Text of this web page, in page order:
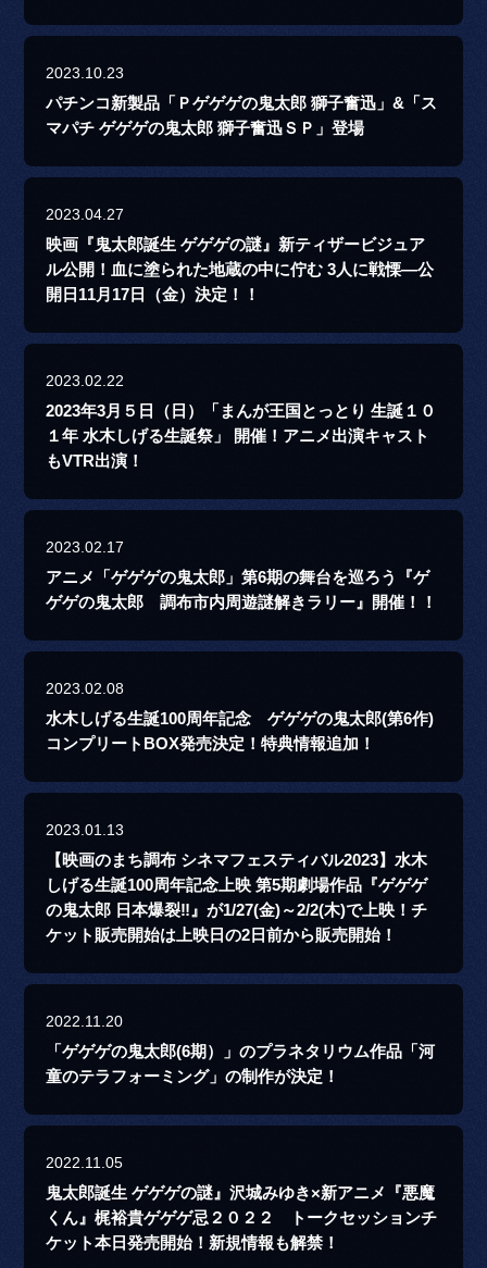
2023.10.23
パチンコ新製品「Ｐゲゲゲの鬼太郎 獅子奮迅」&「ス
マパチ ゲゲゲの鬼太郎 獅子奮迅ＳＰ」登場
2023.04.27
映画『鬼太郎誕生 ゲゲゲの謎』新ティザービジュア
ル公開！血に塗られた地蔵の中に佇む 3人に戦慄―公
開日11月17日（金）決定！！
2023.02.22
2023年3月５日（日）「まんが王国とっとり 生誕１０
１年 水木しげる生誕祭」 開催！アニメ出演キャスト
もVTR出演！
2023.02.17
アニメ「ゲゲゲの鬼太郎」第6期の舞台を巡ろう『ゲ
ゲゲの鬼太郎 調布市内周遊謎解きラリー』開催！！
2023.02.08
水木しげる生誕100周年記念 ゲゲゲの鬼太郎(第6作)
コンプリートBOX発売決定！特典情報追加！
2023.01.13
【映画のまち調布 シネマフェスティバル2023】水木
しげる生誕100周年記念上映 第5期劇場作品『ゲゲゲ
の鬼太郎 日本爆裂‼』が1/27(金)～2/2(木)で上映！チ
ケット販売開始は上映日の2日前から販売開始！
2022.11.20
「ゲゲゲの鬼太郎(6期）」のプラネタリウム作品「河
童のテラフォーミング」の制作が決定！
2022.11.05
鬼太郎誕生 ゲゲゲの謎』沢城みゆき×新アニメ『悪魔
くん』梶裕貴ゲゲゲ忌２０２２ トークセッションチ
ケット本日発売開始！新規情報も解禁！